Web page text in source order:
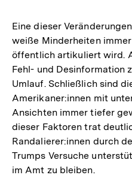
Eine dieser
weiße Minderheiten
öffentlich artikuliert wird.
Fehl- und Desinformation
Umlauf. Schließlich sind
Amerikaner:innen mit
Ansichten immer tiefer
dieser Faktoren trat
Randalierer:innen durch
Trumps Versuche
im Amt zu bleiben.